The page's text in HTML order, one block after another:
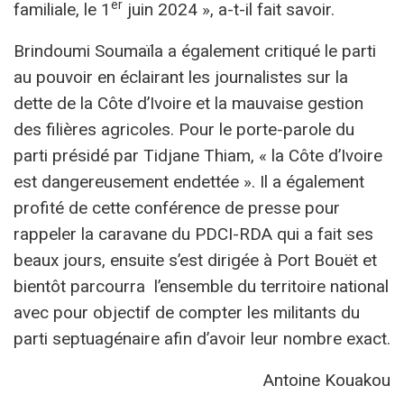
familiale, le 1 er juin 2024 », a-t-il fait savoir.
Brindoumi Soumaïla a également critiqué le parti
au pouvoir en éclairant les journalistes sur la
dette de la Côte d’Ivoire et la mauvaise gestion
des filières agricoles. Pour le porte-parole du
parti présidé par Tidjane Thiam, « la Côte d’Ivoire
est dangereusement endettée ». Il a également
profité de cette conférence de presse pour
rappeler la caravane du PDCI-RDA qui a fait ses
beaux jours, ensuite s’est dirigée à Port Bouët et
bientôt parcourra l’ensemble du territoire national
avec pour objectif de compter les militants du
parti septuagénaire afin d’avoir leur nombre exact.
Antoine Kouakou